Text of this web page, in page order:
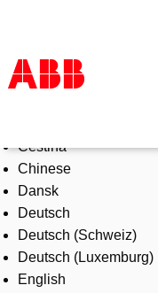
Products & Solutions
Industries
Services
About us
Where to buy
Contact us
Careers
Čeština
Chinese
Dansk
Deutsch
Deutsch (Schweiz)
Deutsch (Luxemburg)
English